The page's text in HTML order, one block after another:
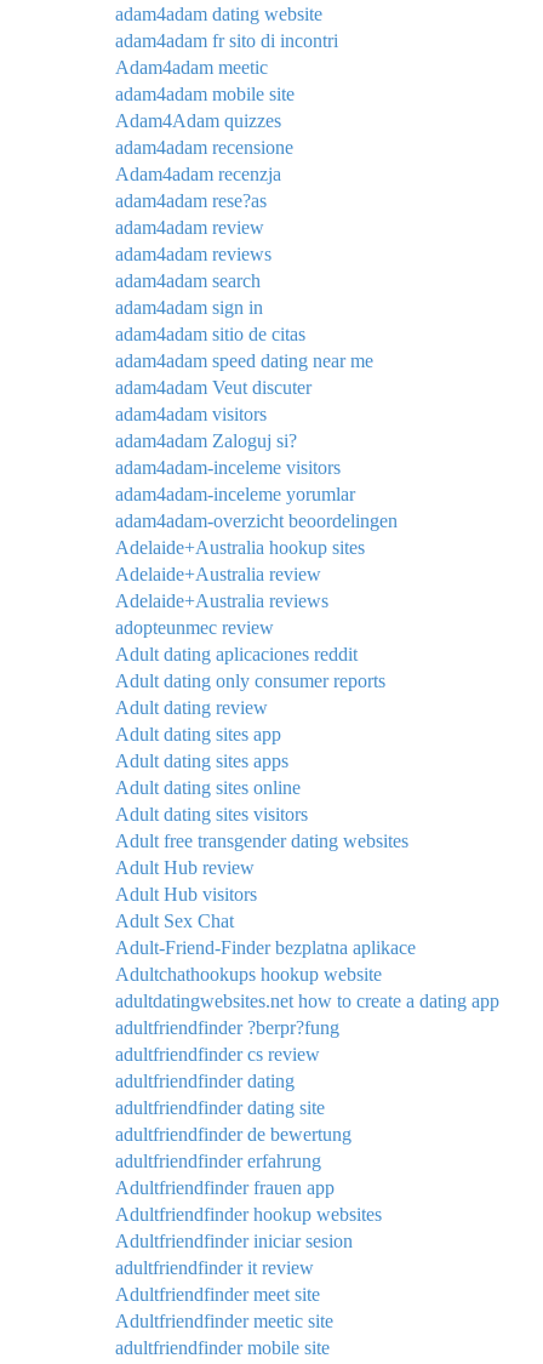
adam4adam dating website
adam4adam fr sito di incontri
Adam4adam meetic
adam4adam mobile site
Adam4Adam quizzes
adam4adam recensione
Adam4adam recenzja
adam4adam rese?as
adam4adam review
adam4adam reviews
adam4adam search
adam4adam sign in
adam4adam sitio de citas
adam4adam speed dating near me
adam4adam Veut discuter
adam4adam visitors
adam4adam Zaloguj si?
adam4adam-inceleme visitors
adam4adam-inceleme yorumlar
adam4adam-overzicht beoordelingen
Adelaide+Australia hookup sites
Adelaide+Australia review
Adelaide+Australia reviews
adopteunmec review
Adult dating aplicaciones reddit
Adult dating only consumer reports
Adult dating review
Adult dating sites app
Adult dating sites apps
Adult dating sites online
Adult dating sites visitors
Adult free transgender dating websites
Adult Hub review
Adult Hub visitors
Adult Sex Chat
Adult-Friend-Finder bezplatna aplikace
Adultchathookups hookup website
adultdatingwebsites.net how to create a dating app
adultfriendfinder ?berpr?fung
adultfriendfinder cs review
adultfriendfinder dating
adultfriendfinder dating site
adultfriendfinder de bewertung
adultfriendfinder erfahrung
Adultfriendfinder frauen app
Adultfriendfinder hookup websites
Adultfriendfinder iniciar sesion
adultfriendfinder it review
Adultfriendfinder meet site
Adultfriendfinder meetic site
adultfriendfinder mobile site